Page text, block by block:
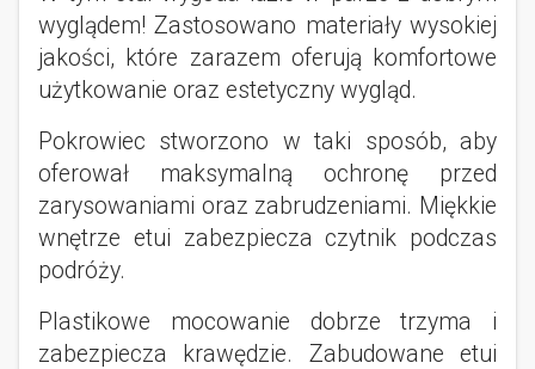
wyglądem! Zastosowano materiały wysokiej
jakości, które zarazem oferują komfortowe
użytkowanie oraz estetyczny wygląd.
Pokrowiec stworzono w taki sposób, aby
oferował maksymalną ochronę przed
zarysowaniami oraz zabrudzeniami. Miękkie
wnętrze etui zabezpiecza czytnik podczas
podróży.
Plastikowe mocowanie dobrze trzyma i
zabezpiecza krawędzie. Zabudowane etui